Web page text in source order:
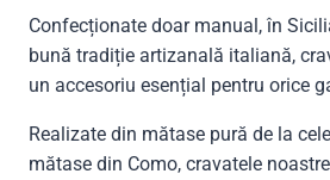
Confecționate doar manual, în
bună tradiție artizanală italiană,
un accesoriu esențial pentru orice
Realizate din mătase pură de la
mătase din Como, cravatele